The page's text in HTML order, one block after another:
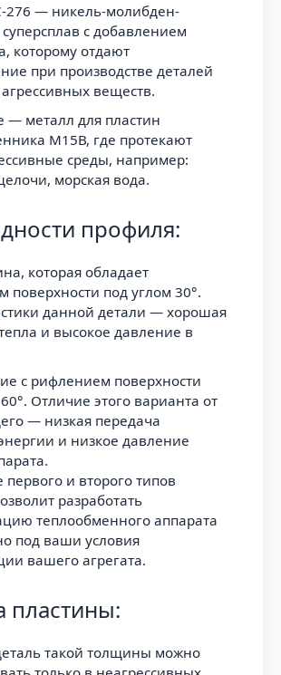
276 — никель-молибден-
с добавлением
которому отдают
при производстве деталей
веществ.
— металл для пластин
М15В, где протекают
среды, например:
морская вода.
профиля:
которая обладает
поверхности под углом 30°.
данной детали — хорошая
и высокое давление в
с рифлением поверхности
Отличие этого варианта от
— низкая передача
и низкое давление
первого и второго типов
разработать
теплообменного аппарата
под ваши условия
вашего агрегата.
пластины:
такой толщины можно